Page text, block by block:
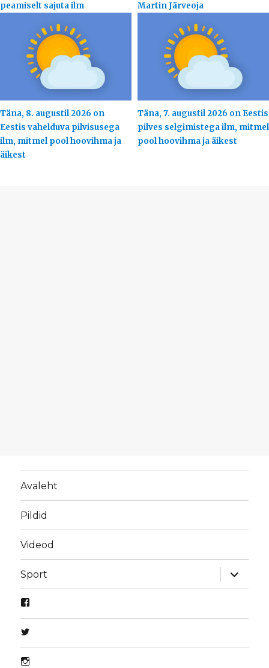
peamiselt sajuta ilm
Martin Järveoja
Täna, 8. augustil 2026 on
Eestis vahelduva pilvisusega
ilm, mitmel pool hoovihma ja
äikest
Täna, 7. augustil 2026 on Eestis
pilves selgimistega ilm, mitmel
pool hoovihma ja äikest
Avaleht
Pildid
Videod
Sport
laienda